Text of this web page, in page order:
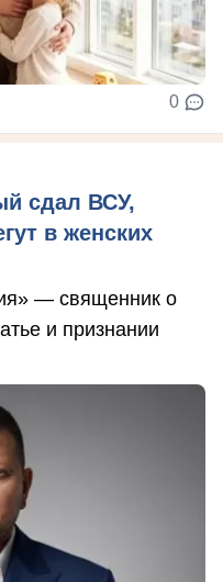
0
сдал ВСУ,
в женских
— священник о
и признании